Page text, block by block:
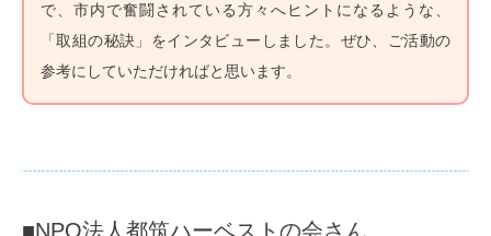
で、市内で奮闘されている方々へヒントになるような、
「取組の秘訣」をインタビューしました。ぜひ、ご活動の
参考にしていただければと思います。
■NPO法人都筑ハーベストの会さん